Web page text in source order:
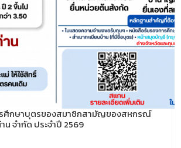
ศึกษาบุตรของสมาชิกสามัญของสหกรณ์
จำกัด ประจำปี 2569